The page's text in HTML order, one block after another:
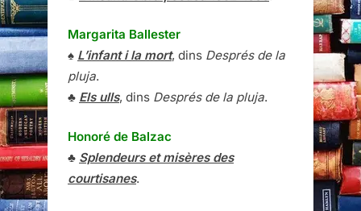
Margarita Ballester
♠ L’infant i la mort, dins Després de la
pluja.
♣ Els ulls, dins Després de la pluja.
Honoré de Balzac
♣ Splendeurs et misères des
courtisanes.